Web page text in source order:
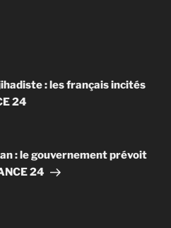
: les français incités
24
: le gouvernement prévoit
24